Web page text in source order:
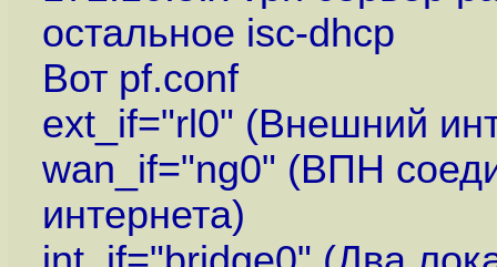
остальное isc-dhcp
Вот pf.conf
ext_if="rl0" (Внешний
wan_if="ng0" (ВПН
интернета)